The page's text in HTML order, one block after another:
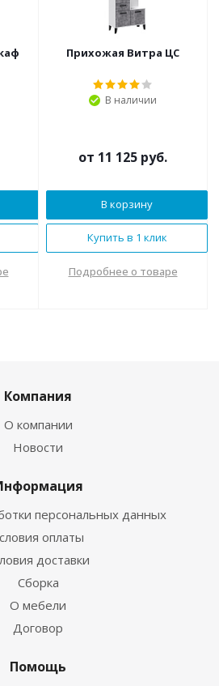
Прихожая Витра ЦС
В наличии
от 11 125 руб.
В корзину
Купить в 1 клик
Подробнее о товаре
Компания
О компании
Новости
персональных данных
оплаты
доставки
Сборка
О мебели
Договор
Помощь